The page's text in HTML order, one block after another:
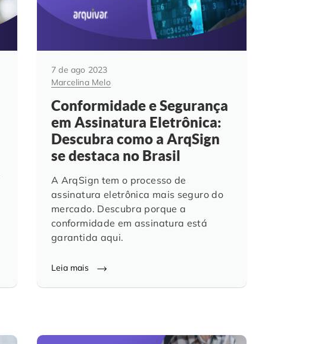
7 de ago 2023
Marcelina Melo
Conformidade e Segurança
em Assinatura Eletrônica:
Descubra como a ArqSign
se destaca no Brasil
A ArqSign tem o processo de
assinatura eletrônica mais seguro do
mercado. Descubra porque a
conformidade em assinatura está
garantida aqui.
Leia mais